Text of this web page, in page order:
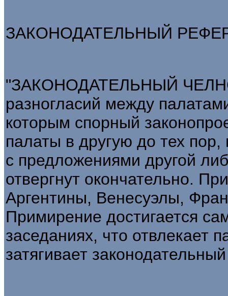
ЗАКОНОДАТЕЛЬНЫЙ
"ЗАКОНОДАТЕЛЬНЫЙ
разногласий между
которым спорный
палаты в другую до тех пор,
с предложениями другой
отвергнут окончательно.
Аргентины, Венесуэлы,
Примирение достигается
заседаниях, что отвлекает
затягивает